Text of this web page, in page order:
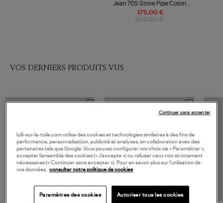
175,00 €
Jean 70S Stove Pipe Coton
Noir Onyx Fade
VOS DERNIERS PRODUITS VUS
lulli-sur-la-toile.com utilise des cookies et technologies similaires à des fins de
performance, personnalisation, publicité et analyses, en collaboration avec des
partenaires tels que Google. Vous pouvez configurer vos choix via « Paramétrer »,
accepter l’ensemble des cookies (« J’accepte ») ou refuser ceux non strictement
nécessaires (« Continuer sans accepter »). Pour en savoir plus sur l’utilisation de
vos données, consulter notre politique de cookies
Paramètres des cookies Autoriser tous les cookies
Continuer sans accepter